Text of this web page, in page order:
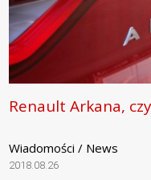
Renault Arkana,
Wiadomości / News
2018.08.26